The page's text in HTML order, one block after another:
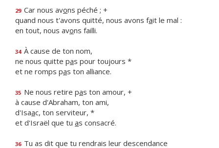
29 Car nous avons péché ; +
quand nous t'avons quitté, nous avons fait le mal :
en tout, nous avons failli.
34 À cause de ton nom,
ne nous quitte pas pour toujours *
et ne romps pas ton alliance.
35 Ne nous retire pas ton amour, +
à cause d'Abraham, ton ami,
d'Isaac, ton serviteur, *
et d'Israël que tu as consacré.
36 Tu as dit que tu rendrais leur descendance